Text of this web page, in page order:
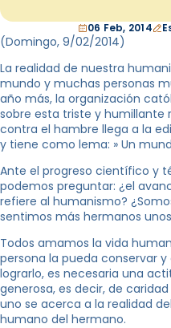
06 Feb, 2014
(Domingo, 9/02/2014)
La realidad de nuestra
mundo y muchas personas
año más, la organización
sobre esta triste y humillante
contra el hambre llega a la
y tiene como lema: » Un
Ante el progreso científico y
podemos preguntar: ¿el
refiere al humanismo?
sentimos más hermanos
Todos amamos la vida
persona la pueda conservar
lograrlo, es necesaria una
generosa, es decir, de
uno se acerca a la realidad
humano del hermano.